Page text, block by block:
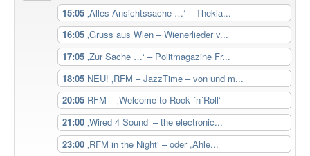
15:05 ‚Alles Ansichtssache …‘ – Thekla...
16:05 ‚Gruss aus Wien – Wienerlieder v...
17:05 ‚Zur Sache …‘ – Politmagazine Fr...
18:05 NEU! ‚RFM – JazzTime – von und m...
20:05 RFM – ‚Welcome to Rock ´n´Roll‘
21:00 ‚Wired 4 Sound‘ – the electronic...
23:00 ‚RFM in the Night‘ – oder „Ahle...